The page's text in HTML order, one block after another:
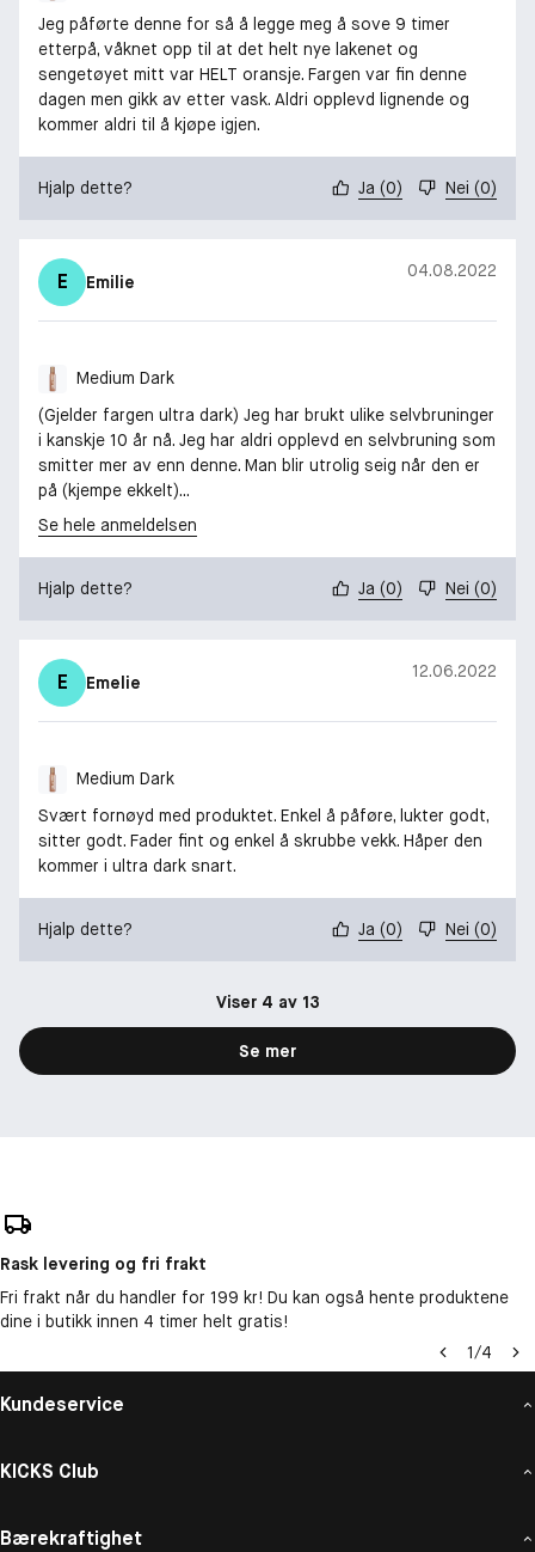
Jeg påførte denne for så å legge meg å sove 9 timer
etterpå, våknet opp til at det helt nye lakenet og
sengetøyet mitt var HELT oransje. Fargen var fin denne
dagen men gikk av etter vask. Aldri opplevd lignende og
kommer aldri til å kjøpe igjen.
Hjalp dette? Ja (0) Nei (0)
E Emilie
04.08.2022
Medium Dark
(Gjelder fargen ultra dark) Jeg har brukt ulike selvbruninger
i kanskje 10 år nå. Jeg har aldri opplevd en selvbruning som
smitter mer av enn denne. Man blir utrolig seig når den er
på (kjempe ekkelt)...
Se hele anmeldelsen
Hjalp dette? Ja (0) Nei (0)
E Emelie
12.06.2022
Medium Dark
Svært fornøyd med produktet. Enkel å påføre, lukter godt,
sitter godt. Fader fint og enkel å skrubbe vekk. Håper den
kommer i ultra dark snart.
Hjalp dette? Ja (0) Nei (0)
Viser 4 av 13
Se mer
Rask levering og fri frakt
Fri frakt når du handler for 199 kr! Du kan også hente produktene
dine i butikk innen 4 timer helt gratis!
1/4
Kundeservice
KICKS Club
Bærekraftighet